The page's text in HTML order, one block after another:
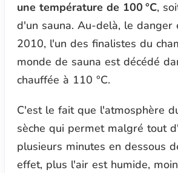
une température de 100 °C,
d'un sauna. Au-delà, le danger
2010, l'un des finalistes du
monde de sauna est décédé
chauffée à 110 °C.
C'est le fait que l'atmosphère
sèche qui permet malgré tout
plusieurs minutes en dessous
effet, plus l'air est humide,